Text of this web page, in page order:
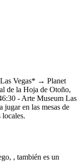
Vegas* → Planet
de la Hoja de Otoño,
- Arte Museum Las
en las mesas de
locales.
, también es un